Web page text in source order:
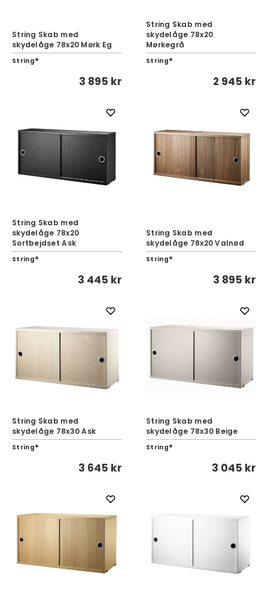
String Skab med
skydelåge 78x20 Mørk Eg
String®
3 895 kr
String Skab med
skydelåge 78x20
Mørkegrå
String®
2 945 kr
String Skab med
skydelåge 78x20
Sortbejdset Ask
String®
3 445 kr
String Skab med
skydelåge 78x20 Valnød
String®
3 895 kr
String Skab med
skydelåge 78x30 Ask
String®
3 645 kr
String Skab med
skydelåge 78x30 Beige
String®
3 045 kr